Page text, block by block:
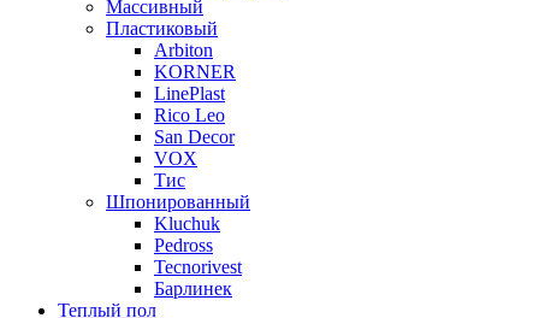
Массивный
Пластиковый
Arbiton
KORNER
LinePlast
Rico Leo
San Decor
VOX
Тис
Шпонированный
Kluchuk
Pedross
Tecnorivest
Барлинек
Теплый пол